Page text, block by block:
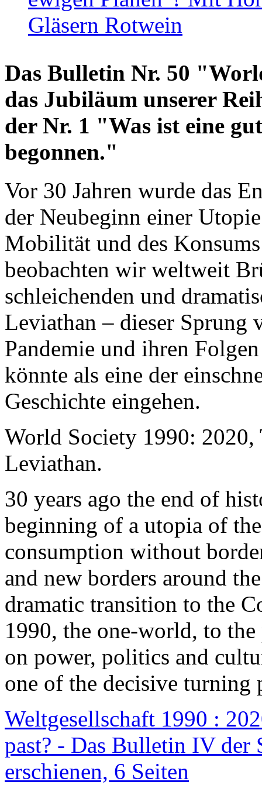
Gläsern Rotwein
Das Bulletin Nr. 50
das Jubiläum unserer
der Nr. 1 "Was ist eine
begonnen."
Vor 30 Jahren wurde das
der Neubeginn einer
Mobilität und des
beobachten wir weltweit
schleichenden und
Leviathan – dieser Sprung
Pandemie und ihren
könnte als eine der
Geschichte eingehen.
World Society 1990: 2020,
Leviathan.
30 years ago the end of
beginning of a utopia of
consumption without
and new borders around
dramatic transition to the
1990, the one-world, to the
on power, politics and
one of the decisive turning
Weltgesellschaft 1990 :
past? - Das Bulletin IV der
erschienen, 6 Seiten